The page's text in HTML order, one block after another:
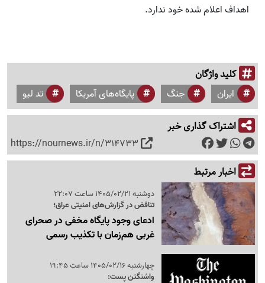
اهداف اعلام شده خود ندارد.
کلید واژگان
ایران جنگ پایگاه‌های آمریکا تد لیو
اشتراک گذاری خبر
https://nournews.ir/n/314733
اخبار مرتبط
دوشنبه 1405/02/21 ساعت 22:07
تناقض در گزارش‌های امنیتی عراق؛
ادعای وجود پایگاه مخفی در صحرای
غربی هم‌زمان با تکذیب رسمی
چهارشنبه 1405/02/16 ساعت 19:45
واشنگتن پست: